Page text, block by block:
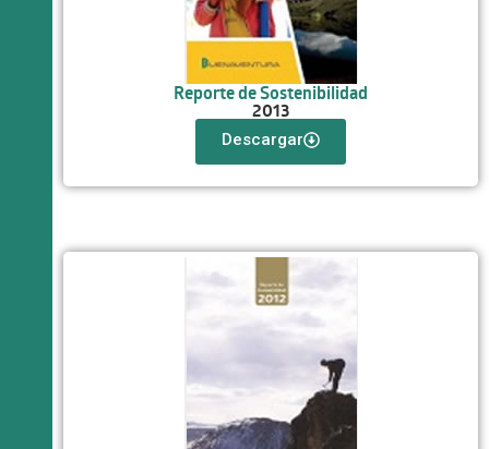
Reporte de Sostenibilidad
2013
Descargar